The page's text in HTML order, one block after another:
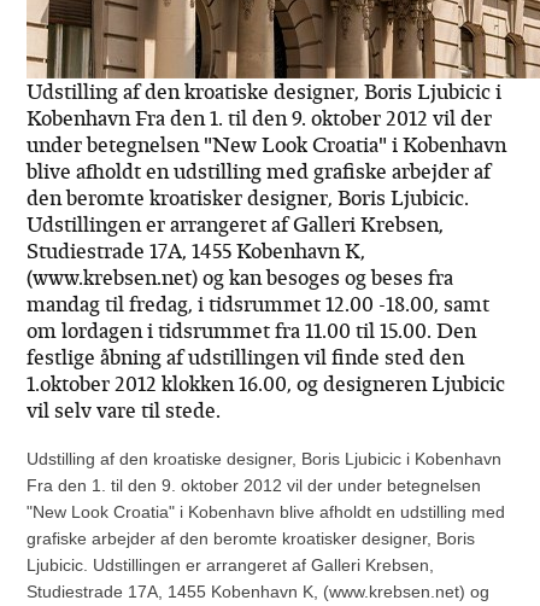
Udstilling af den kroatiske designer, Boris Ljubicic i
Kobenhavn Fra den 1. til den 9. oktober 2012 vil der
under betegnelsen "New Look Croatia" i Kobenhavn
blive afholdt en udstilling med grafiske arbejder af
den beromte kroatisker designer, Boris Ljubicic.
Udstillingen er arrangeret af Galleri Krebsen,
Studiestrade 17A, 1455 Kobenhavn K,
(www.krebsen.net) og kan besoges og beses fra
mandag til fredag, i tidsrummet 12.00 -18.00, samt
om lordagen i tidsrummet fra 11.00 til 15.00. Den
festlige åbning af udstillingen vil finde sted den
1.oktober 2012 klokken 16.00, og designeren Ljubicic
vil selv vare til stede.
Udstilling af den kroatiske designer, Boris Ljubicic i Kobenhavn
Fra den 1. til den 9. oktober 2012 vil der under betegnelsen
"New Look Croatia" i Kobenhavn blive afholdt en udstilling med
grafiske arbejder af den beromte kroatisker designer, Boris
Ljubicic. Udstillingen er arrangeret af Galleri Krebsen,
Studiestrade 17A, 1455 Kobenhavn K, (www.krebsen.net) og